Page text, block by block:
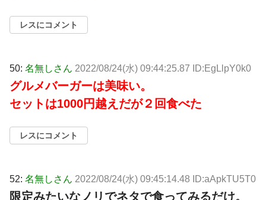
レスにコメント
50: 名無しさん 2022/08/24(水) 09:44:25.87 ID:EgLlpY0k0
グルメバーガーは美味い。
セットは1000円越えだが２回食べた
レスにコメント
52: 名無しさん 2022/08/24(水) 09:45:14.48 ID:aApkTU5T0
限定みたいなノリでネタで食ってみるだけ。